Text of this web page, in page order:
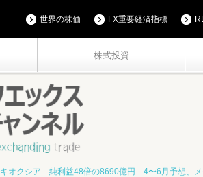
株式投資
世界の株価 FX重要経済指標
キオクシア 純利益48倍の8690億円 4〜6月予想、メ